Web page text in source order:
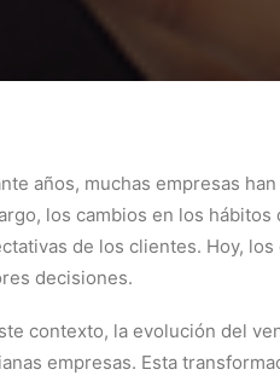
años, muchas empresas
los cambios en los
de los clientes. Hoy,
decisiones.
contexto, la evolución del
empresas. Esta